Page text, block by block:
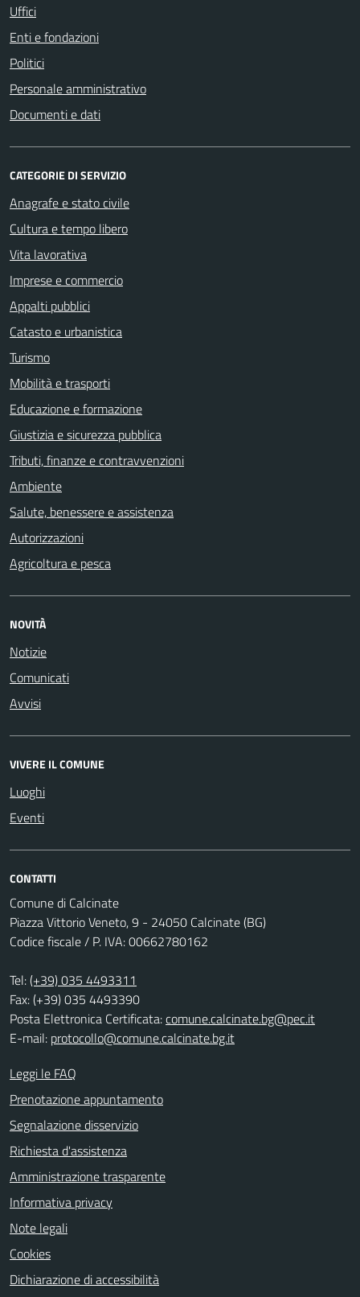
Uffici
Enti e fondazioni
Politici
Personale amministrativo
Documenti e dati
CATEGORIE DI SERVIZIO
Anagrafe e stato civile
Cultura e tempo libero
Vita lavorativa
Imprese e commercio
Appalti pubblici
Catasto e urbanistica
Turismo
Mobilità e trasporti
Educazione e formazione
Giustizia e sicurezza pubblica
Tributi, finanze e contravvenzioni
Ambiente
Salute, benessere e assistenza
Autorizzazioni
Agricoltura e pesca
NOVITÀ
Notizie
Comunicati
Avvisi
VIVERE IL COMUNE
Luoghi
Eventi
CONTATTI
Comune di Calcinate
Piazza Vittorio Veneto, 9 - 24050 Calcinate (BG)
Codice fiscale / P. IVA: 00662780162
Tel:(+39) 035 4493311
Fax: (+39) 035 4493390
Posta Elettronica Certificata:comune.calcinate.bg@pec.it
E-mail: protocollo@comune.calcinate.bg.it
Leggi le FAQ
Prenotazione appuntamento
Segnalazione disservizio
Richiesta d'assistenza
Amministrazione trasparente
Informativa privacy
Note legali
Cookies
Dichiarazione di accessibilità